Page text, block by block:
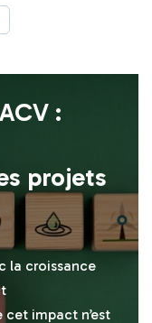
:
projets
la croissance
impact n’est